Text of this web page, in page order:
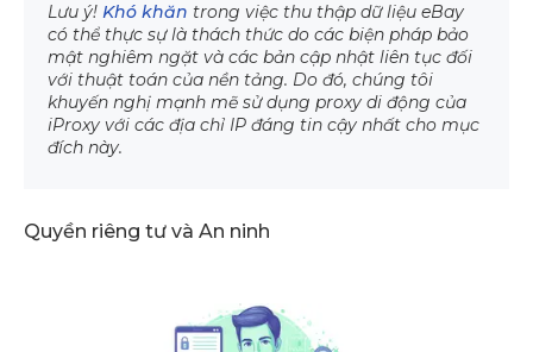
Lưu ý! Khó khăn trong việc thu thập dữ liệu eBay
có thể thực sự là thách thức do các biện pháp bảo
mật nghiêm ngặt và các bản cập nhật liên tục đối
với thuật toán của nền tảng. Do đó, chúng tôi
khuyến nghị mạnh mẽ sử dụng proxy di động của
iProxy với các địa chỉ IP đáng tin cậy nhất cho mục
đích này.
Quyền riêng tư và An ninh